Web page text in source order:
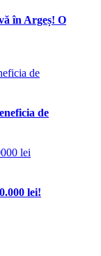
în Argeș! O
de
lei!